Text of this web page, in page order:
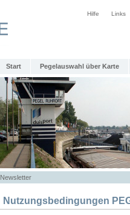
Hilfe Links
Start Pegelauswahl über Karte
Newsletter
Nutzungsbedingungen